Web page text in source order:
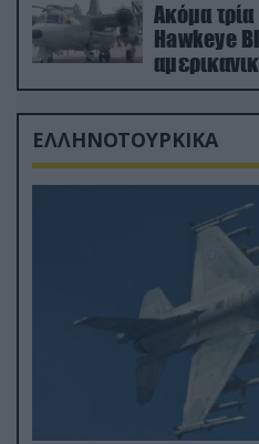
Ακόμα
Hawkeye
ΕΛΛΗΝΟΤΟΥΡΚΙΚΑ